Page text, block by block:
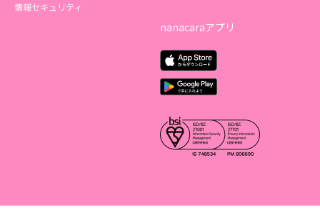
情報セキュリティ
nanacaraアプリ